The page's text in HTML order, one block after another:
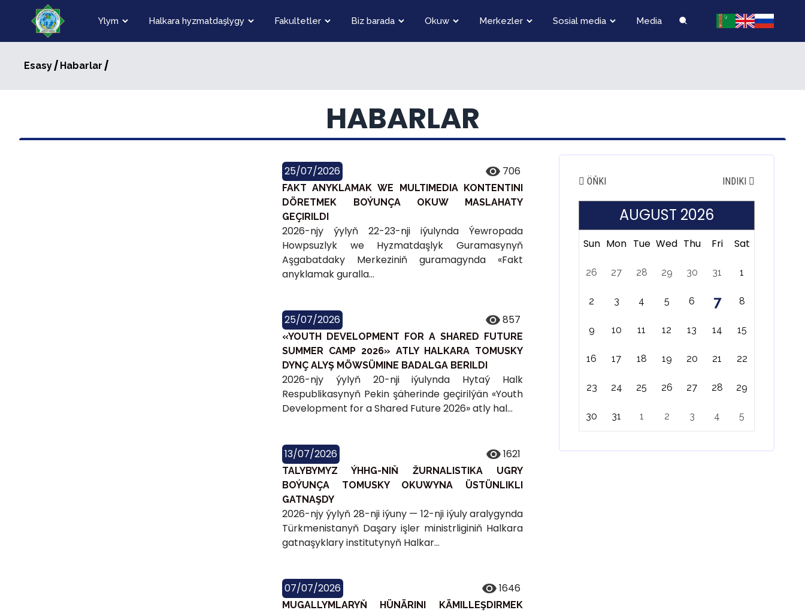
Ylym Halkara hyzmatdaşlygy Fakultetler Biz barada Okuw Merkezler Sosial media Media
Esasy/ Habarlar /
HABARLAR
25/07/2026 706
FAKT ANYKLAMAK WE MULTIMEDIA KONTENTINI
DÖRETMEK BOÝUNÇA OKUW MASLAHATY
GEÇIRILDI
2026-njy ýylyň 22-23-nji iýulynda Ýewropada
Howpsuzlyk we Hyzmatdaşlyk Guramasynyň
Aşgabatdaky Merkeziniň guramagynda «Fakt
anyklamak guralla...
25/07/2026 857
«YOUTH DEVELOPMENT FOR A SHARED FUTURE
SUMMER CAMP 2026» ATLY HALKARA TOMUSKY
DYNÇ ALYŞ MÖWSÜMINE BADALGA BERILDI
2026-njy ýylyň 20-nji iýulynda Hytaý Halk
Respublikasynyň Pekin şäherinde geçirilýän «Youth
Development for a Shared Future 2026» atly hal...
13/07/2026 1621
TALYBYMYZ ÝHHG-NIŇ ŽURNALISTIKA UGRY
BOÝUNÇA TOMUSKY OKUWYNA ÜSTÜNLIKLI
GATNAŞDY
2026-njy ýylyň 28-nji iýuny — 12-nji iýuly aralygynda
Türkmenistanyň Daşary işler ministrliginiň Halkara
gatnaşyklary institutynyň Halkar...
07/07/2026 1646
MUGALLYMLARYŇ HÜNÄRINI KÄMILLEŞDIRMEK
ÖŇKI INDIKI
AUGUST 2026
Sun Mon Tue Wed Thu Fri Sat
26 27 28 29 30 31 1
2 3 4 5 6 7 8
9 10 11 12 13 14 15
16 17 18 19 20 21 22
23 24 25 26 27 28 29
30 31 1 2 3 4 5